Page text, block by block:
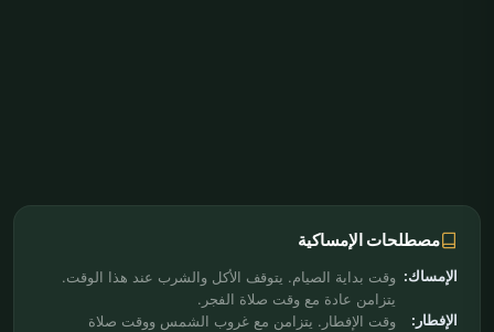
مصطلحات الإمساكية
الإمساك: وقت بداية الصيام. يتوقف الأكل والشرب عند هذا الوقت.
يتزامن عادة مع وقت صلاة الفجر.
الإفطار:
وقت الإفطار. يتزامن مع غروب الشمس ووقت صلاة